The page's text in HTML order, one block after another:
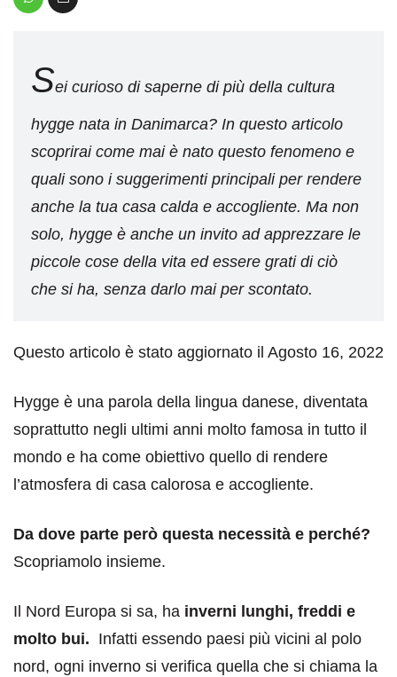
Sei curioso di saperne di più della cultura
hygge nata in Danimarca? In questo articolo
scoprirai come mai è nato questo fenomeno e
quali sono i suggerimenti principali per rendere
anche la tua casa calda e accogliente. Ma non
solo, hygge è anche un invito ad apprezzare le
piccole cose della vita ed essere grati di ciò
che si ha, senza darlo mai per scontato.
Questo articolo è stato aggiornato il Agosto 16, 2022
Hygge è una parola della lingua danese, diventata
soprattutto negli ultimi anni molto famosa in tutto il
mondo e ha come obiettivo quello di rendere
l’atmosfera di casa calorosa e accogliente.
Da dove parte però questa necessità e perché?
Scopriamolo insieme.
Il Nord Europa si sa, ha inverni lunghi, freddi e
molto bui. Infatti essendo paesi più vicini al polo
nord, ogni inverno si verifica quella che si chiama la